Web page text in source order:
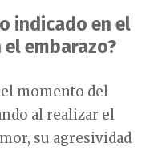
indicado en el
embarazo?
momento del
al realizar el
su agresividad